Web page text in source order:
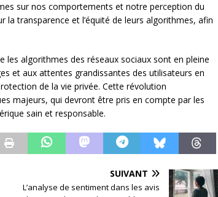
sur nos comportements et notre perception du
transparence et l’équité de leurs algorithmes, afin
les algorithmes des réseaux sociaux sont en pleine
et aux attentes grandissantes des utilisateurs en
de la vie privée. Cette révolution
majeurs, qui devront être pris en compte par les
sain et responsable.
SUIVANT
L’analyse de sentiment dans les avis